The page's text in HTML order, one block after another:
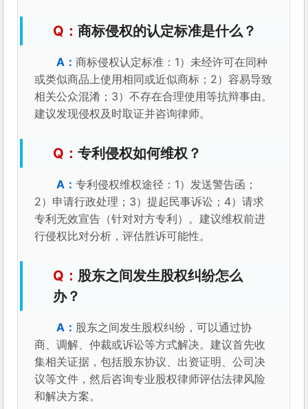
商标侵权的认定标准是什么？
商标侵权认定标准：1）未经许可在同种
或类似商品上使用相同或近似商标；2）容易导致
相关公众混淆；3）不存在合理使用等抗辩事由。
建议发现侵权及时取证并咨询律师。
专利侵权如何维权？
专利侵权维权途径：1）发送警告函；
2）申请行政处理；3）提起民事诉讼；4）请求
专利无效宣告（针对对方专利）。建议维权前进
行侵权比对分析，评估胜诉可能性。
股东之间发生股权纠纷怎么
办？
股东之间发生股权纠纷，可以通过协
商、调解、仲裁或诉讼等方式解决。建议首先收
集相关证据，包括股东协议、出资证明、公司决
议等文件，然后咨询专业股权律师评估法律风险
和解决方案。